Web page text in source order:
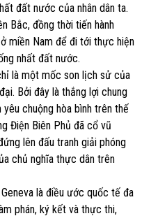
đất nước của nhân dân ta.
Bắc, đồng thời tiến hành
miền Nam để đi tới thực hiện
nhất đất nước.
là một mốc son lịch sử của
Bởi đây là thắng lợi chung
chuộng hòa bình trên thế
Điện Biên Phủ đã cổ vũ
lên đấu tranh giải phóng
chủ nghĩa thực dân trên
là điều ước quốc tế đa
phán, ký kết và thực thi,